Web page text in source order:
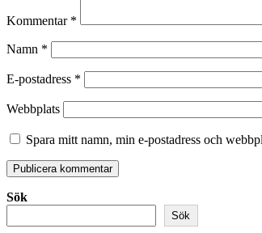
Kommentar *
Namn *
E-postadress *
Webbplats
Spara mitt namn, min e-postadress och
Sök
Sök